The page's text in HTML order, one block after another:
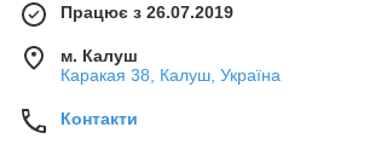
Працює з 26.07.2019
м. Калуш
Каракая 38, Калуш, Україна
Контакти